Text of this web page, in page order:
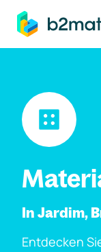
springen
In Jardim,
Entdecken